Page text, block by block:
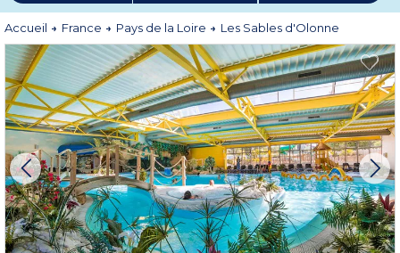
Accueil France Pays de la Loire Les Sables d'Olonne